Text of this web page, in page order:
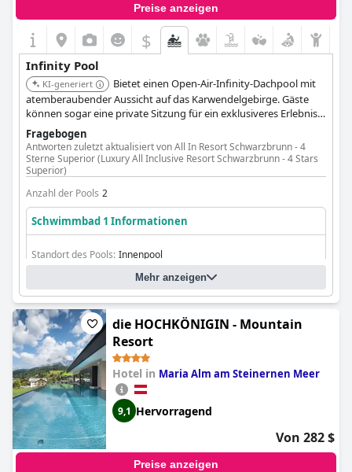
Preise anzeigen
$
Infinity Pool
KI-generiert
Bietet einen Open-Air-Infinity-Dachpool mit
atemberaubender Aussicht auf das Karwendelgebirge. Gäste
können sogar eine private Sitzung für ein exklusiveres Erlebnis
buchen.
Fragebogen
Antworten zuletzt aktualisiert von All In Resort Schwarzbrunn - 4
Sterne Superior (Luxury All Inclusive Resort Schwarzbrunn - 4 Stars
Superior)
Anzahl der Pools 2
Schwimmbad 1 Informationen
Standort des Pools: Innenpool
Ist es ein spezieller Pool?
Mehr anzeigen
die HOCHKÖNIGIN - Mountain
Resort
Hotel in Maria Alm am Steinernen Meer
9,1 Hervorragend
Von 282 $
Preise anzeigen